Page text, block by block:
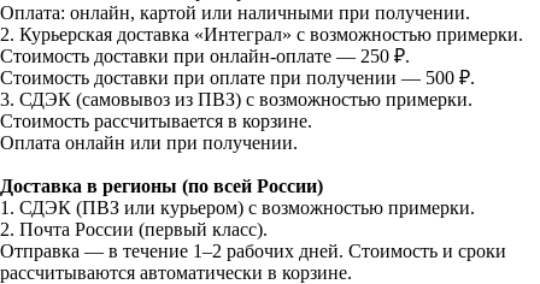
Оплата: онлайн, картой или наличными при получении.
2. Курьерская доставка «Интеграл» с возможностью примерки.
Стоимость доставки при онлайн-оплате — 250 ₽.
Стоимость доставки при оплате при получении — 500 ₽.
3. СДЭК (самовывоз из ПВЗ) с возможностью примерки.
Стоимость рассчитывается в корзине.
Оплата онлайн или при получении.
Доставка в регионы (по всей России)
1. СДЭК (ПВЗ или курьером) с возможностью примерки.
2. Почта России (первый класс).
Отправка — в течение 1–2 рабочих дней. Стоимость и сроки
рассчитываются автоматически в корзине.